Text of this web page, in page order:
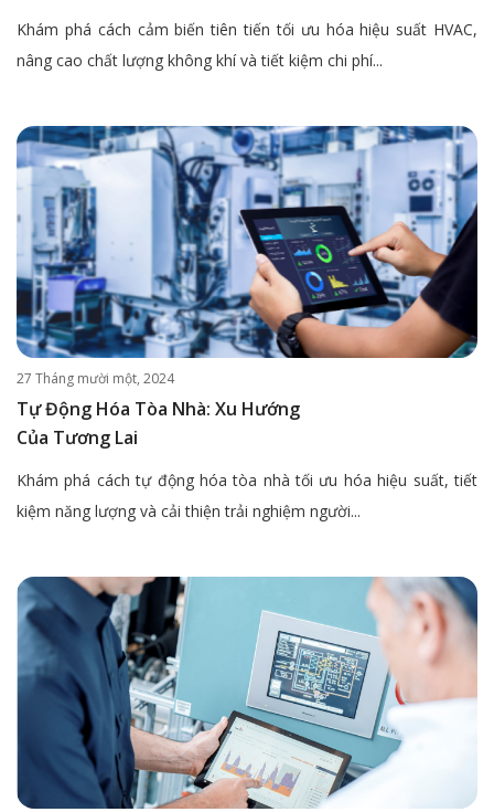
Khám phá cách cảm biến tiên tiến tối ưu hóa hiệu suất HVAC,
nâng cao chất lượng không khí và tiết kiệm chi phí...
27 Tháng mười một, 2024
Tự Động Hóa Tòa Nhà: Xu Hướng
Của Tương Lai
Khám phá cách tự động hóa tòa nhà tối ưu hóa hiệu suất, tiết
kiệm năng lượng và cải thiện trải nghiệm người...